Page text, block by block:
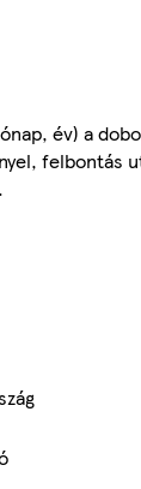
év) a
felbontás